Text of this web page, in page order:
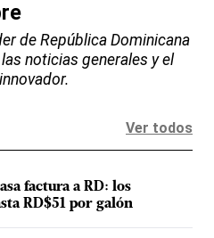
de República Dominicana
noticias generales y el
Ver todos
factura a RD: los
RD$51 por galón